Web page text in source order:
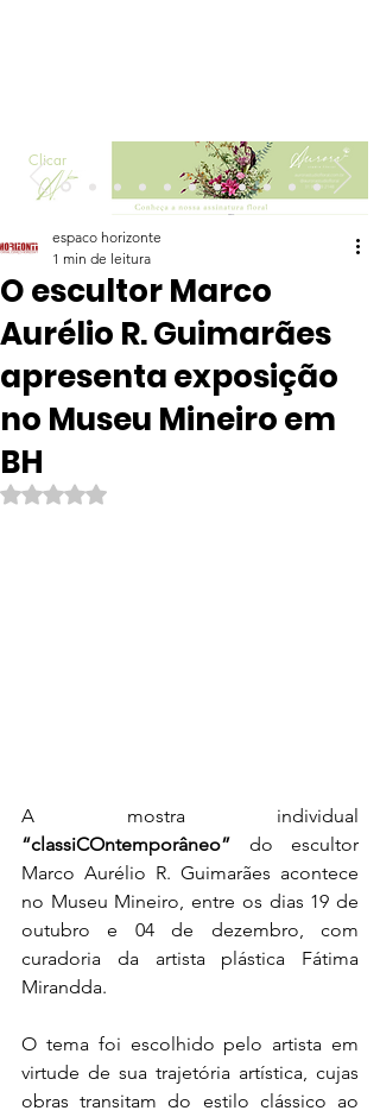
Clicar
O escultor Marco
Aurélio R. Guimarães
apresenta exposição
no Museu Mineiro em
BH
espaco horizonte
1 min de leitura
Avaliado com NaN de 5 estrelas.
“classiCOntemporâneo” do escultor
Marco Aurélio R. Guimarães acontece
no Museu Mineiro, entre os dias 19 de
outubro e 04 de dezembro, com
curadoria da artista plástica Fátima
Mirandda.
O tema foi escolhido pelo artista em
virtude de sua trajetória artística, cujas
obras transitam do estilo clássico ao